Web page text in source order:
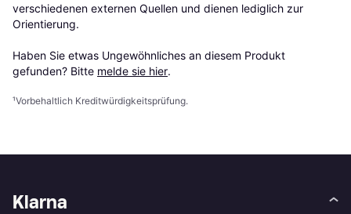
verschiedenen externen Quellen und dienen lediglich zur
Orientierung.
Haben Sie etwas Ungewöhnliches an diesem Produkt
gefunden? Bitte melde sie hier.
¹Vorbehaltlich Kreditwürdigkeitsprüfung.
Klarna